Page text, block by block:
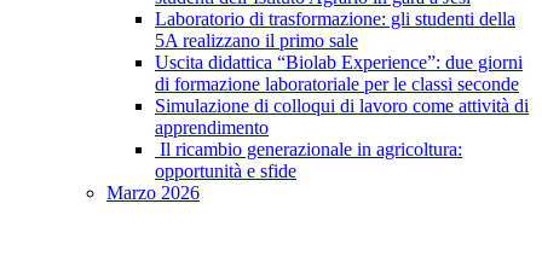
Laboratorio di trasformazione: gli studenti della
5A realizzano il primo sale
Uscita didattica “Biolab Experience”: due giorni
di formazione laboratoriale per le classi seconde
Simulazione di colloqui di lavoro come attività di
apprendimento
Il ricambio generazionale in agricoltura:
opportunità e sfide
Marzo 2026